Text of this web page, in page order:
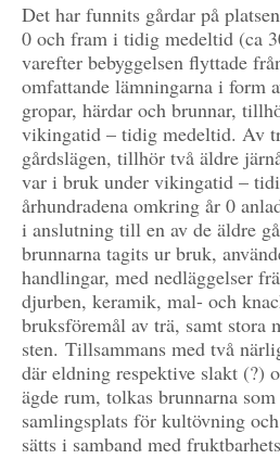
Det har funnits gårdar på
0 och fram i tidig medeltid (ca
varefter bebyggelsen flyttade
omfattande lämningarna i form
gropar, härdar och brunnar,
vikingatid – tidig medeltid. Av
gårdslägen, tillhör två äldre
var i bruk under vikingatid –
århundradena omkring år 0
i anslutning till en av de äldre
brunnarna tagits ur bruk,
handlingar, med nedläggelser
djurben, keramik, mal- och
bruksföremål av trä, samt stora
sten. Tillsammans med två
där eldning respektive slakt (?)
ägde rum, tolkas brunnarna
samlingsplats för kultövning
sätts i samband med